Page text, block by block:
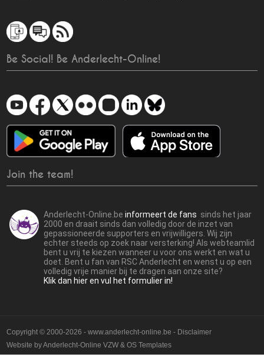
Be Social! Be Anderlecht-Online!
Join the team!
Anderlecht-Online.beinformeert de fans sinds het jaar
2000 en draait sinds dan volledig door de inzet van
gepassioneerde supporters en vrijwilligers. Wij zijn
echter steeds op zoek naar versterking! Als webteamlid
bent u vrij te kiezen wanneer u voor ons werkt en wat u
doet. Bent u fan van RSC Anderlecht en wenst u op een
volledig vrije manier bij te dragen aan onze site?
Klik dan hier en vul het formulier in!
Copyright © 2000-2026 - www.anderlecht-online.be - Disclaimer
Website byAnderlecht-Online VZW &OS Templates